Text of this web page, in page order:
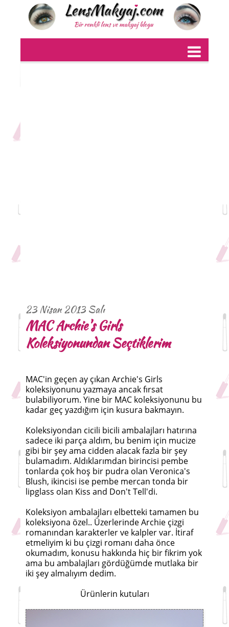
23 Nisan 2013 Salı
MAC Archie's Girls
Koleksiyonundan Seçtiklerim
MAC'in geçen ay çıkan Archie's Girls
koleksiyonunu yazmaya ancak fırsat
bulabiliyorum. Yine bir MAC koleksiyonunu bu
kadar geç yazdığım için kusura bakmayın.
Koleksiyondan cicili bicili ambalajları hatırına
sadece iki parça aldım, bu benim için mucize
gibi bir şey ama cidden alacak fazla bir şey
bulamadım. Aldıklarımdan birincisi pembe
tonlarda çok hoş bir pudra olan Veronica's
Blush, ikincisi ise pembe mercan tonda bir
lipglass olan Kiss and Don't Tell'di.
Koleksiyon ambalajları elbetteki tamamen bu
koleksiyona özel.. Üzerlerinde Archie çizgi
romanından karakterler ve kalpler var. İtiraf
etmeliyim ki bu çizgi romanı daha önce
okumadım, konusu hakkında hiç bir fikrim yok
ama bu ambalajları gördüğümde mutlaka bir
iki şey almalıyım dedim.
Ürünlerin kutuları